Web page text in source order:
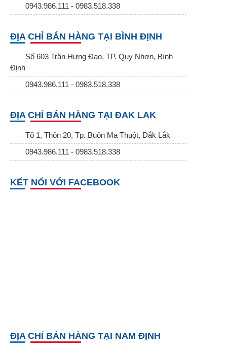
0943.986.111 - 0983.518.338
ĐỊA CHỈ BÁN HÀNG TẠI BÌNH ĐỊNH
Số 603 Trần Hưng Đạo, TP. Quy Nhơn, Bình
Định
0943.986.111 - 0983.518.338
ĐỊA CHỈ BÁN HÀNG TẠI ĐAK LAK
Tổ 1, Thôn 20, Tp. Buôn Ma Thuột, Đắk Lắk
0943.986.111 - 0983.518.338
KẾT NỐI VỚI FACEBOOK
ĐỊA CHỈ BÁN HÀNG TẠI NAM ĐỊNH